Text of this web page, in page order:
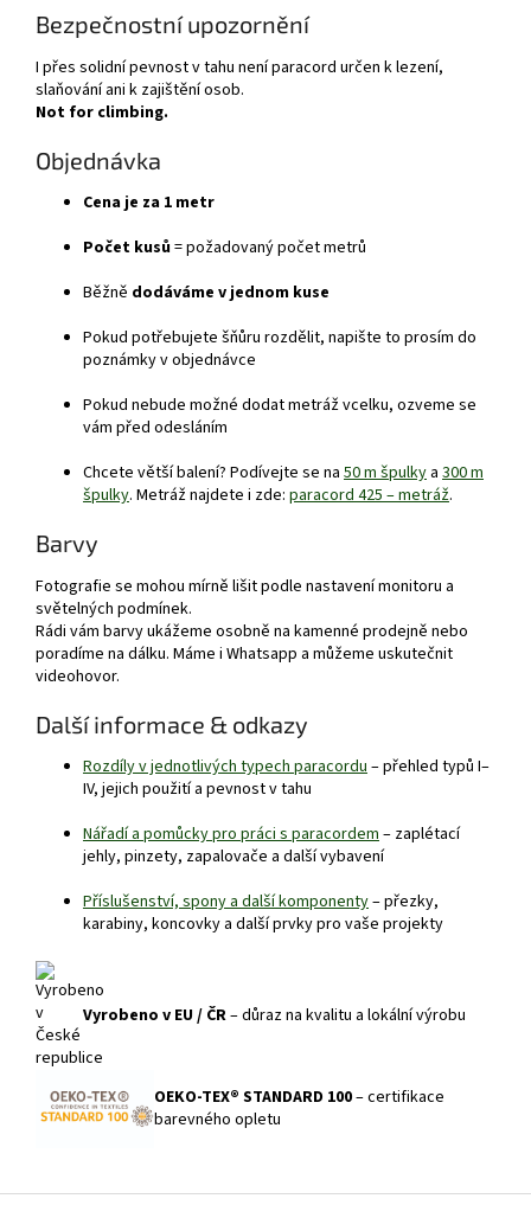
Bezpečnostní upozornění
I přes solidní pevnost v tahu není paracord určen k lezení,
slaňování ani k zajištění osob.
Not for climbing.
Objednávka
Cena je za 1 metr
Počet kusů= požadovaný počet metrů
Běžně dodáváme v jednom kuse
Pokud potřebujete šňůru rozdělit, napište to prosím do
poznámky v objednávce
Pokud nebude možné dodat metráž vcelku, ozveme se
vám před odesláním
Chcete větší balení? Podívejte se na 50 m špulky a 300 m
špulky. Metráž najdete i zde: paracord 425 – metráž.
Barvy
Fotografie se mohou mírně lišit podle nastavení monitoru a
světelných podmínek.
Rádi vám barvy ukážeme osobně na kamenné prodejně nebo
poradíme na dálku. Máme i Whatsapp a můžeme uskutečnit
videohovor.
Další informace & odkazy
Rozdíly v jednotlivých typech paracordu– přehled typů I–
IV, jejich použití a pevnost v tahu
Nářadí a pomůcky pro práci s paracordem– zaplétací
jehly, pinzety, zapalovače a další vybavení
Příslušenství, spony a další komponenty– přezky,
karabiny, koncovky a další prvky pro vaše projekty
Vyrobeno v EU / ČR– důraz na kvalitu a lokální výrobu
OEKO-TEX® STANDARD 100– certifikace
barevného opletu